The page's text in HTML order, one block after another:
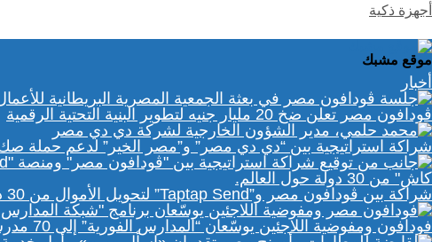
أجهزة ذكية
موقع مشبك
أخبار
ڤودافون مصر تعلن ضخ 20 مليار جنيه لتطوير البنية التحتية الرقمية
شراكة استراتيجية بين “دي دي مصر” و”مصر الخير” لدعم حملة
شراكة بين ڤودافون مصر و”Taptap Send” لتحويل الأموال من 30 دولة لمحفظة “فودافون كاش”
فودافون ومفوضية اللاجئين يوسّعان “المدارس الفورية” إلى 70 مدرسة رقمية في مصر